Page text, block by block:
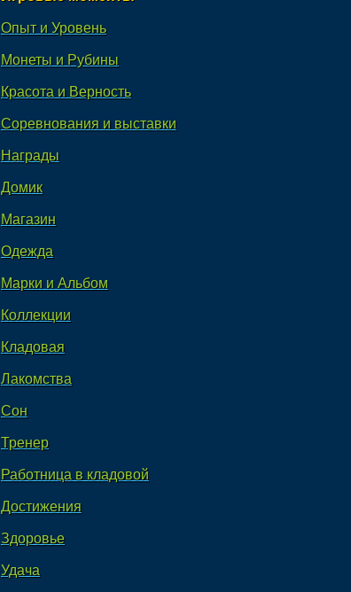
Опыт и Уровень
Монеты и Рубины
Красота и Верность
Соревнования и выставки
Награды
Домик
Магазин
Одежда
Марки и Альбом
Коллекции
Кладовая
Лакомства
Сон
Тренер
Работница в кладовой
Достижения
Здоровье
Удача